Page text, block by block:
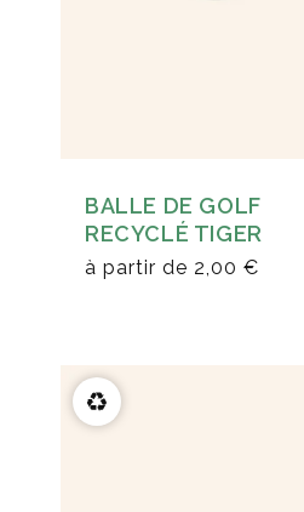
BALLE DE GOLF
RECYCLÉ TIGER
à partir de 2,00 €
♻️